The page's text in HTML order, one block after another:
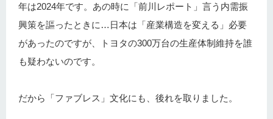
年は2024年です。あの時に「前川レポート」言う内需振
興策を謳ったときに…日本は「産業構造を変える」必要
があったのですが、トヨタの300万台の生産体制維持を誰
も疑わないのです。
だから「ファブレス」文化にも、後れを取りました。